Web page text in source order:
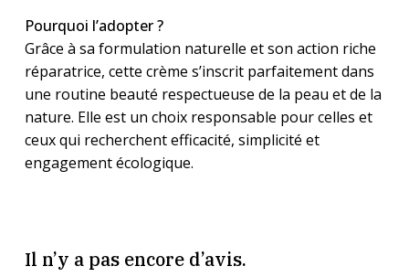
Pourquoi l’adopter ?
Grâce à sa formulation naturelle et son action riche
réparatrice, cette crème s’inscrit parfaitement dans
une routine beauté respectueuse de la peau et de la
nature. Elle est un choix responsable pour celles et
ceux qui recherchent efficacité, simplicité et
engagement écologique.
Il n’y a pas encore d’avis.